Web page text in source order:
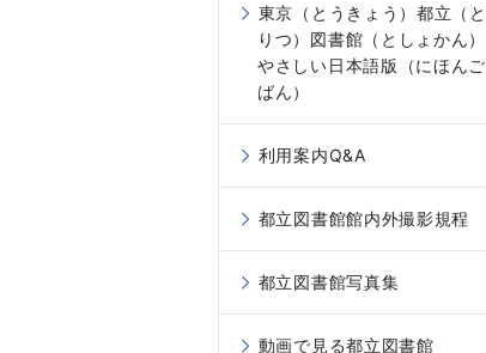
東京（とうきょう）都立（と
りつ）図書館（としょかん）
やさしい日本語版（にほんご
ばん）
利用案内Q&A
都立図書館館内外撮影規程
都立図書館写真集
動画で見る都立図書館